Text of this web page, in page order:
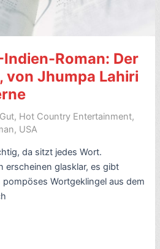
Roman: Der
von Jhumpa Lahiri
Gut, Hot Country Entertainment,
, USA
da sitzt jedes Wort.
erscheinen glasklar, es gibt
Wortgeklingel aus dem